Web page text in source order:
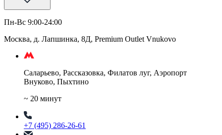
Пн-Вс 9:00-24:00
Москва, д. Лапшинка, 8Д, Premium Outlet Vnukovo
Саларьево, Рассказовка, Филатов луг, Аэропорт
Внуково, Пыхтино
~ 20 минут
+7 (495) 286-26-61